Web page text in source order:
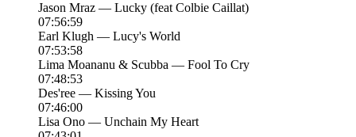
Jason Mraz — Lucky (feat Colbie Caillat)
07:56:59
Earl Klugh — Lucy's World
07:53:58
Lima Moananu & Scubba — Fool To Cry
07:48:53
Des'ree — Kissing You
07:46:00
Lisa Ono — Unchain My Heart